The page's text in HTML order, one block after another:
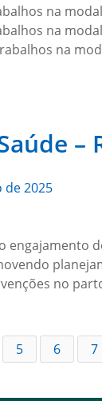
na
na
na
–
de 2025
no
5 6 7